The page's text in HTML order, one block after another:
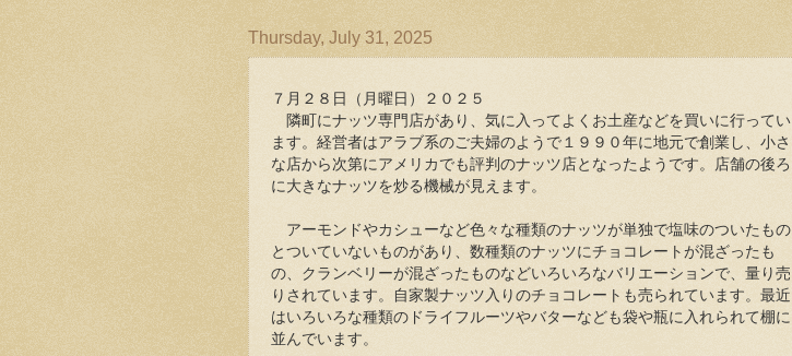
Thursday, July 31, 2025
７月２８日（月曜日）２０２５
隣町にナッツ専門店があり、気に入ってよくお土産などを買いに行ってい
ます。経営者はアラブ系のご夫婦のようで１９９０年に地元で創業し、小さ
な店から次第にアメリカでも評判のナッツ店となったようです。店舗の後ろ
に大きなナッツを炒る機械が見えます。
アーモンドやカシューなど色々な種類のナッツが単独で塩味のついたもの
とついていないものがあり、数種類のナッツにチョコレートが混ざったも
の、クランベリーが混ざったものなどいろいろなバリエーションで、量り売
りされています。自家製ナッツ入りのチョコレートも売られています。最近
はいろいろな種類のドライフルーツやバターなども袋や瓶に入れられて棚に
並んでいます。